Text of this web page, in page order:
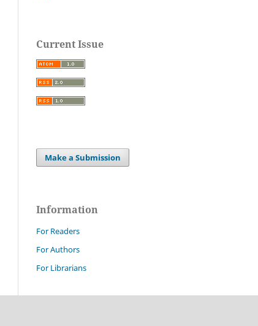
Current Issue
Make a Submission
Information
For Readers
For Authors
For Librarians